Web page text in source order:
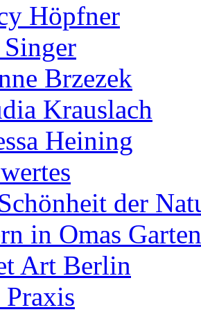
Höpfner
Brzezek
Krauslach
Heining
der
in Omas Garten
Art Berlin
Praxis